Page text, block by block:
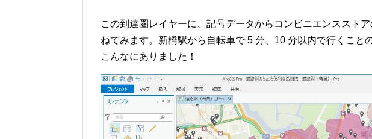
この到達圏レイヤーに、記号データからコンビニエンススト
ねてみます。新橋駅から自転車で 5 分、10 分以内で行くこと
こんなにありました！